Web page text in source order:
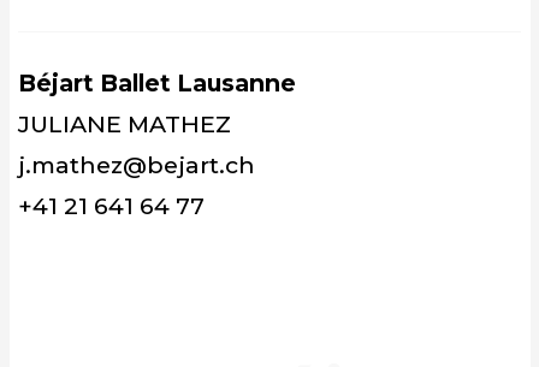
Béjart Ballet Lausanne
JULIANE MATHEZ
j.mathez@bejart.ch
+41 21 641 64 77